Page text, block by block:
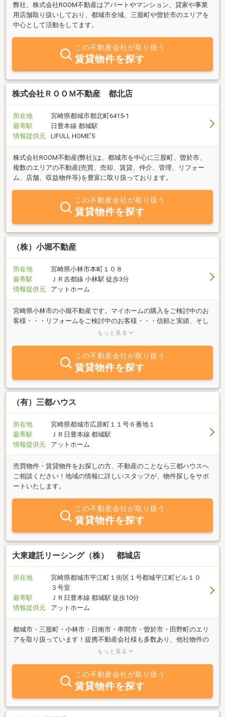
弊社、株式会社ROOM不動産はアパートやマンション、貸家や事業
用店舗取り扱いしており、都城市全域、三股町や曽於市のエリアを
中心として活動をしてます。
この不動産会社が取り扱う
賃貸物件を探す
株式会社ＲＯＯＭ不動産 都北店
所在地
宮崎県都城市都北町6415-1
最寄駅
日豊本線 都城駅
情報提供元
LIFULL HOME'S
株式会社ROOM不動産(弊社)は、都城市を中心に三股町、曽於市、
複数のエリアの不動産(売買、売却、賃貸、仲介、管理、リフォー
ム、店舗、収益物件等)を豊富に取り扱っております。
この不動産会社が取り扱う
賃貸物件を探す
（株）小堀不動産
所在地
宮崎県小林市本町１０８
最寄駅
ＪＲ吉都線 小林駅 徒歩3分
情報提供元
アットホーム
宮崎県小林市の小堀不動産です。マイホームの購入をご検討中のお
客様・・・リフォームをご検討中のお客様・・・信頼と実績、そし
て技術力を兼ね備えた協力会社のもと、土地選びから住宅建築まで
させていただきます。ぜひ当社へご相談ください
もっと見る
この不動産会社が取り扱う
賃貸物件を探す
（有）三都ハウス
所在地
宮崎県都城市広原町１１号６番地１
最寄駅
ＪＲ日豊本線 都城駅
情報提供元
アットホーム
売買物件・賃貸物件をお探しの方、不動産のことなら三都ハウスへ
ご相談ください！地域の情報に詳しいスタッフが、物件探しをサポ
ートいたします。
この不動産会社が取り扱う
賃貸物件を探す
大東建託リーシング（株） 都城店
所在地
宮崎県都城市平江町１街区１号都城平江町ビル１０
３号室
最寄駅
ＪＲ日豊本線 都城駅 徒歩10分
情報提供元
アットホーム
都城市・三股町・小林市・日南市・串間市・曽於市・田野町のエリ
アを取り扱っています！提携不動産会社様も多数あり、他社物件の
紹介も可能です。お部屋探しをする際はまず大東建託リーシング都
もっと見る
この不動産会社が取り扱う
賃貸物件を探す